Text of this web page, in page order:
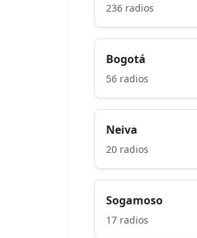
236 radios
Bogotá
56 radios
Neiva
20 radios
Sogamoso
17 radios